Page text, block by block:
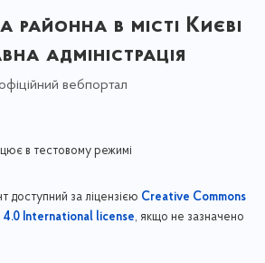
районна в місті Києві
адміністрація
вебпортал
в тестовому режимі
доступний за ліцензією Creative Commons
International license, якщо не зазначено